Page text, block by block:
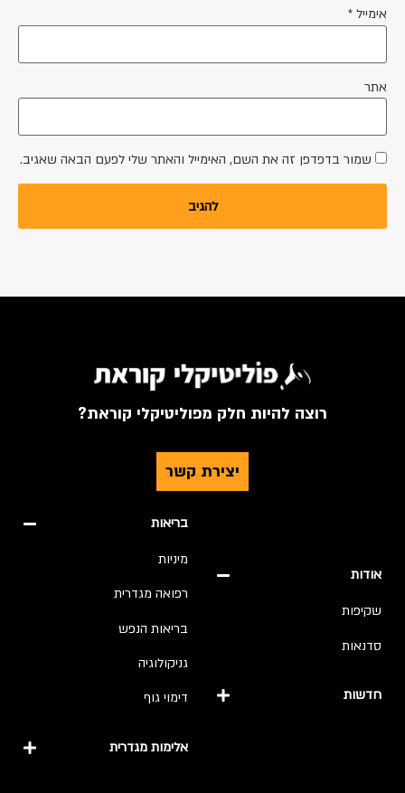
אימייל *
אתר
שמור בדפדפן זה את השם, האימייל והאתר שלי לפעם הבאה שאגיב.
רוצה להיות חלק מפוליטיקלי קוראת?
יצירת קשר
אודות
שקיפות
סדנאות
חדשות
בריאות
מיניות
רפואה מגדרית
בריאות הנפש
גניקולוגיה
דימוי גוף
אלימות מגדרית